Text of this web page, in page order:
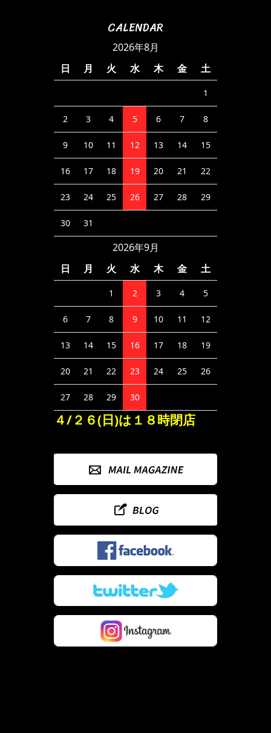
CALENDAR
2026年8月
日
月 火 水 木 金 土
1
2 3 4 5 6 7 8
9 10 11 12 13 14 15
16 17 18 19 20 21 22
23 24 25 26 27 28 29
30 31
2026年9月
日
月 火 水 木 金 土
1 2 3 4 5
6 7 8 9 10 11 12
13 14 15 16 17 18 19
20 21 22 23 24 25 26
27 28 29 30
４/２６(日)は１８時閉店